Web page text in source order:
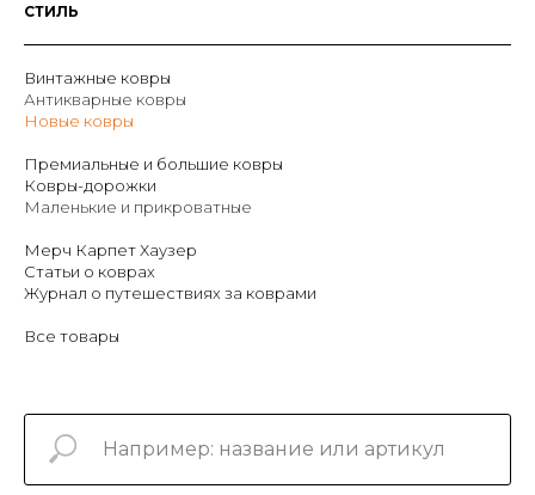
СТИЛЬ
Винтажные ковры
Антикварные ковры
Новые ковры
Премиальные и большие ковры
Ковры-дорожки
Маленькие и прикроватные
Мерч Карпет Хаузер
Статьи о коврах
Журнал о путешествиях за коврами
Все товары